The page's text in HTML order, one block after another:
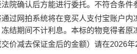
院确认后方能进行委托。不符合条
通过网拍系统将在竞买人支付宝账户内
冻结期间不计利息。本标的物竞得者
价减去保证金后的金额） 请在2026年